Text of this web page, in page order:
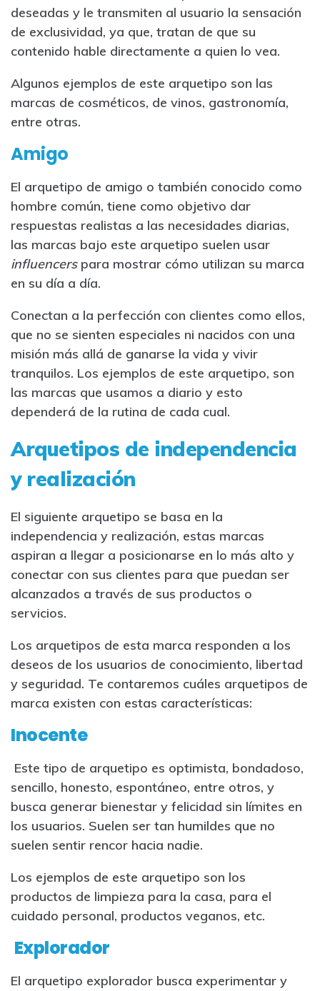
deseadas y le transmiten al usuario la sensación
de exclusividad, ya que, tratan de que su
contenido hable directamente a quien lo vea.
Algunos ejemplos de este arquetipo son las
marcas de cosméticos, de vinos, gastronomía,
entre otras.
Amigo
El arquetipo de amigo o también conocido como
hombre común, tiene como objetivo dar
respuestas realistas a las necesidades diarias,
las marcas bajo este arquetipo suelen usar
influencerspara mostrar cómo utilizan su marca
en su día a día.
Conectan a la perfección con clientes como ellos,
que no se sienten especiales ni nacidos con una
misión más allá de ganarse la vida y vivir
tranquilos. Los ejemplos de este arquetipo, son
las marcas que usamos a diario y esto
dependerá de la rutina de cada cual.
Arquetipos de independencia
y realización
El siguiente arquetipo se basa en la
independencia y realización, estas marcas
aspiran a llegar a posicionarse en lo más alto y
conectar con sus clientes para que puedan ser
alcanzados a través de sus productos o
servicios.
Los arquetipos de esta marca responden a los
deseos de los usuarios de conocimiento, libertad
y seguridad. Te contaremos cuáles arquetipos de
marca existen con estas características:
Inocente
Este tipo de arquetipo es optimista, bondadoso,
sencillo, honesto, espontáneo, entre otros, y
busca generar bienestar y felicidad sin límites en
los usuarios. Suelen ser tan humildes que no
suelen sentir rencor hacia nadie.
Los ejemplos de este arquetipo son los
productos de limpieza para la casa, para el
cuidado personal, productos veganos, etc.
Explorador
El arquetipo explorador busca experimentar y